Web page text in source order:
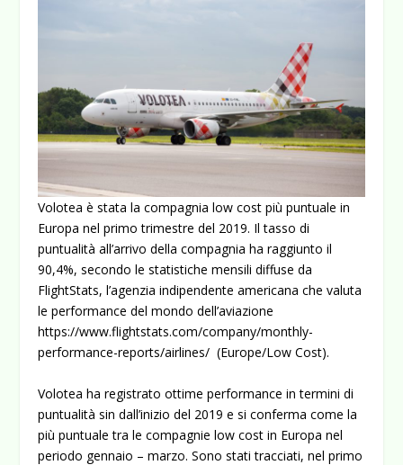
Volotea è stata la compagnia low cost più puntuale in
Europa nel primo trimestre del 2019. Il tasso di
puntualità all’arrivo della compagnia ha raggiunto il
90,4%, secondo le statistiche mensili diffuse da
FlightStats, l’agenzia indipendente americana che valuta
le performance del mondo dell’aviazione
https://www.flightstats.com/company/monthly-
performance-reports/airlines/ (Europe/Low Cost).
Volotea ha registrato ottime performance in termini di
puntualità sin dall’inizio del 2019 e si conferma come la
più puntuale tra le compagnie low cost in Europa nel
periodo gennaio – marzo. Sono stati tracciati, nel primo